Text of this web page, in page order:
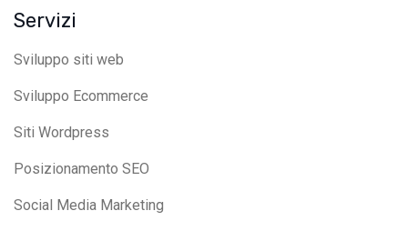
Servizi
Sviluppo siti web
Sviluppo Ecommerce
Siti Wordpress
Posizionamento SEO
Social Media Marketing